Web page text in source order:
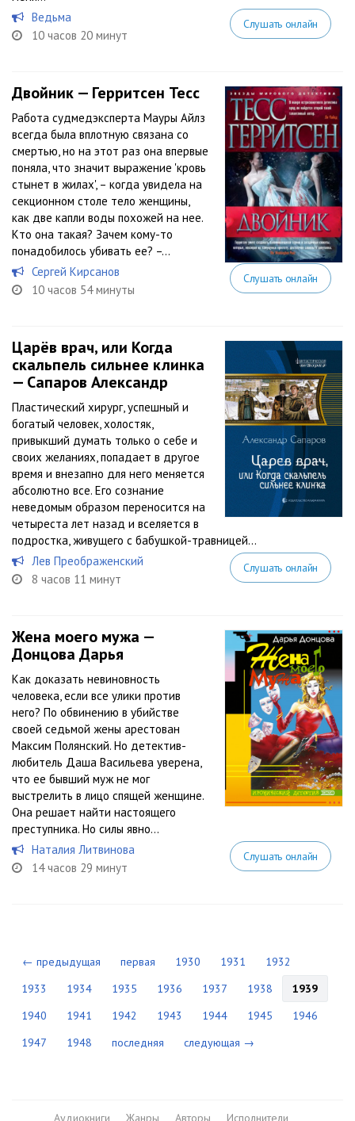
Ведьма
10 часов 20 минут
Слушать онлайн
Двойник — Герритсен Тесс
Работа судмедэксперта Мауры Айлз
всегда была вплотную связана со
смертью, но на этот раз она впервые
поняла, что значит выражение 'кровь
стынет в жилах', – когда увидела на
секционном столе тело женщины,
как две капли воды похожей на нее.
Кто она такая? Зачем кому-то
понадобилось убивать ее? –...
Сергей Кирсанов
10 часов 54 минуты
Слушать онлайн
Царёв врач, или Когда
скальпель сильнее клинка
— Сапаров Александр
Пластический хирург, успешный и
богатый человек, холостяк,
привыкший думать только о себе и
своих желаниях, попадает в другое
время и внезапно для него меняется
абсолютно все. Его сознание
неведомым образом переносится на
четыреста лет назад и вселяется в
подростка, живущего с бабушкой-травницей...
Лев Преображенский
8 часов 11 минут
Слушать онлайн
Жена моего мужа —
Донцова Дарья
Как доказать невиновность
человека, если все улики против
него? По обвинению в убийстве
своей седьмой жены арестован
Максим Полянский. Но детектив-
любитель Даша Васильева уверена,
что ее бывший муж не мог
выстрелить в лицо спящей женщине.
Она решает найти настоящего
преступника. Но силы явно...
Наталия Литвинова
14 часов 29 минут
Слушать онлайн
← предыдущая первая 1930 1931
1932
1933
1934 1935 1936 1937 1938
1939
1940
1941 1942 1943 1944 1945
1946
1947
1948 последняя следующая →
Аудиокниги Жанры Авторы Исполнители